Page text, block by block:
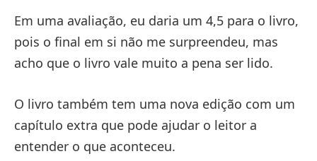
Em uma avaliação, eu daria um 4,5 para o livro,
pois o final em si não me surpreendeu, mas
acho que o livro vale muito a pena ser lido.
O livro também tem uma nova edição com um
capítulo extra que pode ajudar o leitor a
entender o que aconteceu.